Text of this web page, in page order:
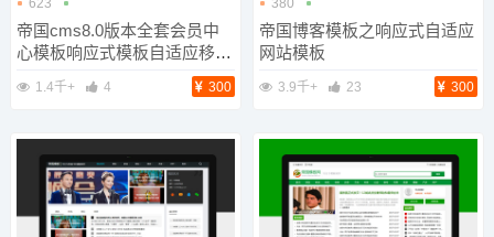
623
帝国cms8.0版本全套会员中
心模板响应式模板自适应移动
1.4千+ 4 300
380
帝国博客模板之响应式自适应
网站模板
3.9千+ 23 300